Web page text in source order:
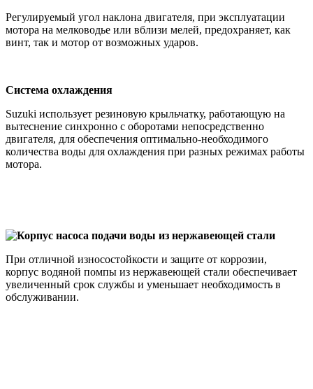
Регулируемый угол наклона двигателя, при эксплуатации
мотора на мелководье или вблизи мелей, предохраняет, как
винт, так и мотор от возможных ударов.
Система охлаждения
Suzuki использует резиновую крыльчатку, работающую на
вытеснение синхронно с оборотами непосредственно
двигателя, для обеспечения оптимально-необходимого
количества воды для охлаждения при разных режимах работы
мотора.
Корпус насоса подачи воды из нержавеющей стали
При отличной износостойкости и защите от коррозии,
корпус водяной помпы из нержавеющей стали обеспечивает
увеличенный срок службы и уменьшает необходимость в
обслуживании.